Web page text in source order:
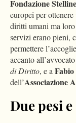
Fondazione
europei per
diritti umani ma
servizi erano pieni,
permettere
accanto all’avvocato
di Diritto, e aFabio
dell’Associazione
Due pesi